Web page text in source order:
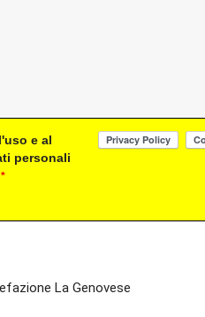
e al
personali
*
La Genovese